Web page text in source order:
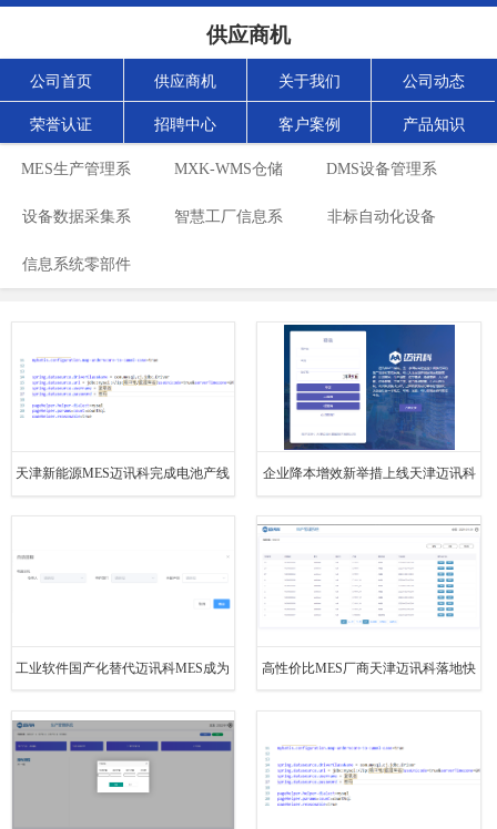
供应商机
公司首页 供应商机 关于我们 公司动态
荣誉认证 招聘中心 客户案例 产品知识
MES生产管理系
统
MXK-WMS仓储
管理系统
DMS设备管理系
统
设备数据采集系
统
智慧工厂信息系 非标自动化设备
信息系统零部件
天津新能源MES迈讯科完成电池产线 企业降本增效新举措上线天津迈讯科
工业软件国产化替代迈讯科MES成为 高性价比MES厂商天津迈讯科落地快